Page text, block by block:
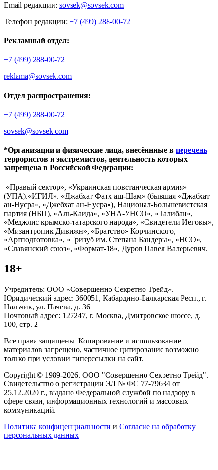
Email редакции: sovsek@sovsek.com
Телефон редакции: +7 (499) 288-00-72
Рекламный отдел:
+7 (499) 288-00-72
reklama@sovsek.com
Отдел распространения:
+7 (499) 288-00-72
sovsek@sovsek.com
*Организации и физические лица, внесённные в перечень
террористов и экстремистов, деятельность которых
запрещена в Российской Федерации:
«Правый сектор», «Украинская повстанческая армия»
(УПА),«ИГИЛ», «Джабхат Фатх аш-Шам» (бывшая «Джабхат
ан-Нусра», «Джебхат ан-Нусра»), Национал-Большевистская
партия (НБП), «Аль-Каида», «УНА-УНСО», «Талибан»,
«Меджлис крымско-татарского народа», «Свидетели Иеговы»,
«Мизантропик Дивижн», «Братство» Корчинского,
«Артподготовка», «Тризуб им. Степана Бандеры», «НСО»,
«Славянский союз», «Формат-18», Дуров Павел Валерьевич.
18+
Учредитель: ООО «Совершенно Секретно Трейд».
Юридический адрес: 360051, Кабардино-Балкарская Респ., г.
Нальчик, ул. Пачева, д. 36
Почтовый адрес: 127247, г. Москва, Дмитровское шоссе, д.
100, стр. 2
Все права защищены. Копирование и использование
материалов запрещено, частичное цитирование возможно
только при условии гиперссылки на сайт.
Copyright © 1989-2026. ООО "Совершенно Секретно Трейд".
Свидетельство о регистрации ЭЛ № ФС 77-79634 от
25.12.2020 г., выдано Федеральной службой по надзору в
сфере связи, информационных технологий и массовых
коммуникаций.
Политика конфиценциальности и Согласие на обработку
персональных данных